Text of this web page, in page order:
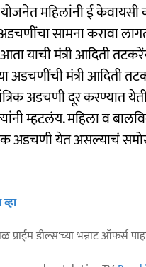
महिलांनी ई
सामना करावा
आता याची मंत्री आदिती
अडचणींची मंत्री आदिती
अडचणी दूर करण्यात
म्हटलंय. महिला व
अडचणी येत असल्याचं
प्राईम डील्स'च्या भन्नाट ऑफर्स